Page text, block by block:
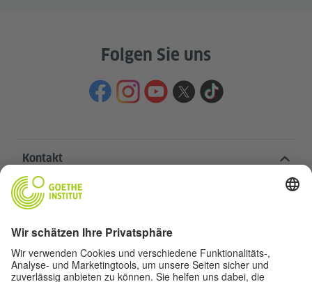
Folgen Sie uns
Kontakt
Goethe-Institut Zentrale
Oskar von Miller-Ring 18
80333 München
deutschstunde@goethe.de